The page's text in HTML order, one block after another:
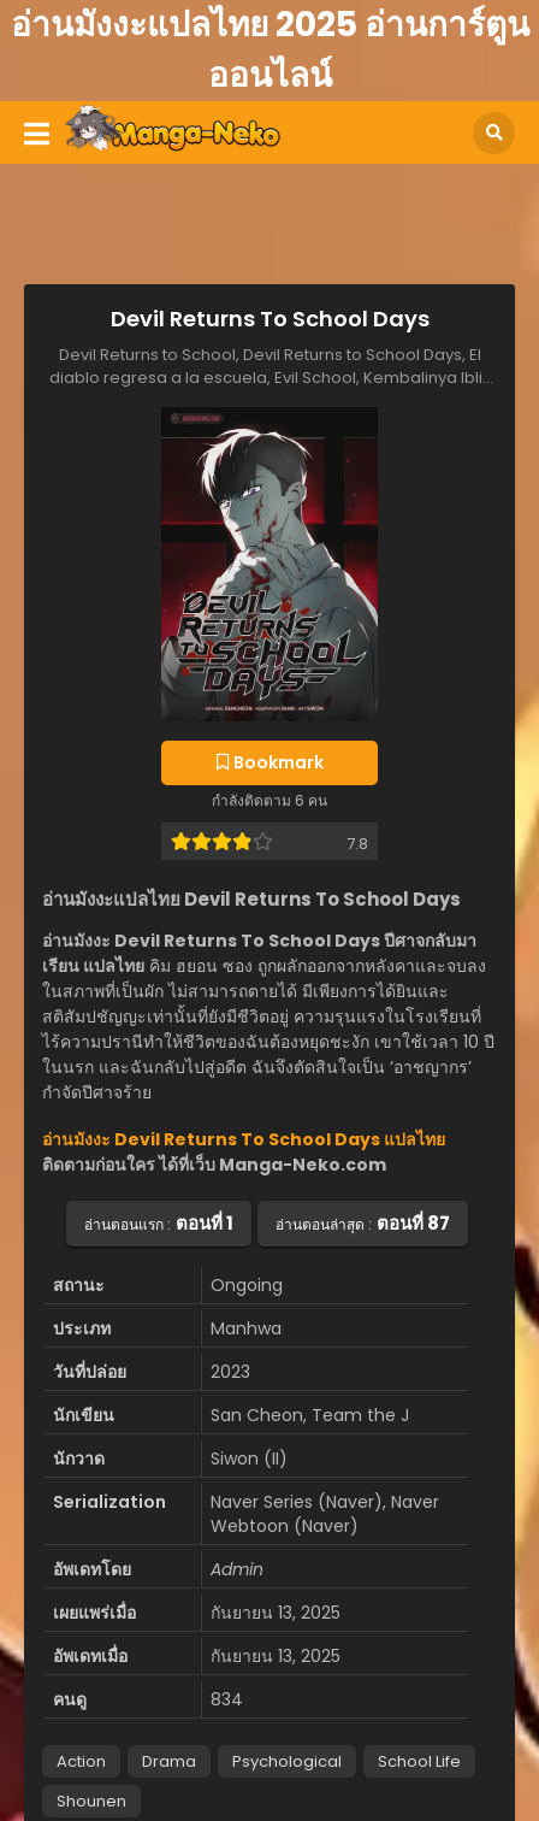
อ่านมังงะแปลไทย 2025 อ่านการ์ตูน
ออนไลน์
Devil Returns To School Days
Devil Returns to School, Devil Returns to School Days, El
diablo regresa a la escuela, Evil School, Kembalinya Iblis
มาเรียน, 恶之复仇, 悪の登校, 惡之返校, 악(惡)의 등교, 악의 등교
Bookmark
กำลังติดตาม 6 คน
7.8
อ่านมังงะแปลไทย Devil Returns To School Days
อ่านมังงะ Devil Returns To School Days ปีศาจกลับมา
เรียน แปลไทย คิม ฮยอน ซอง ถูกผลักออกจากหลังคาและจบลง
ในสภาพที่เป็นผัก ไม่สามารถตายได้ มีเพียงการได้ยินและ
สติสัมปชัญญะเท่านั้นที่ยังมีชีวิตอยู่ ความรุนแรงในโรงเรียนที่
ไร้ความปรานีทำให้ชีวิตของฉันต้องหยุดชะงัก เขาใช้เวลา 10 ปี
ในนรก และฉันกลับไปสู่อดีต ฉันจึงตัดสินใจเป็น ‘อาชญากร’
กำจัดปีศาจร้าย
อ่านมังงะ Devil Returns To School Days แปลไทย
ติดตามก่อนใคร ได้ที่เว็บ Manga-Neko.com
อ่านตอนแรก : ตอนที่ 1 อ่านตอนล่าสุด : ตอนที่ 87
สถานะ
Ongoing
ประเภท
Manhwa
วันที่ปล่อย
2023
นักเขียน
San Cheon, Team the J
นักวาด
Siwon (II)
Serialization
Naver Series (Naver), Naver
Webtoon (Naver)
อัพเดทโดย
Admin
เผยแพร่เมื่อ
กันยายน 13, 2025
อัพเดทเมื่อ
กันยายน 13, 2025
คนดู
834
Action Drama Psychological
School Life
Shounen